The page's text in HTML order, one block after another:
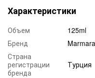
Характеристики
Объем
125ml
Бренд
Marmara
Страна
регистрации
бренда
Турция